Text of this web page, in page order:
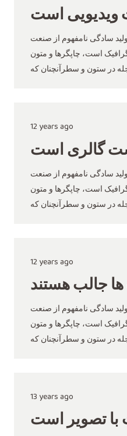
ویدیویی است
سادگی نامفهوم از صنعت
است، چاپگرها و متون
12 years ago
گالری است
سادگی نامفهوم از صنعت
است، چاپگرها و متون
12 years ago
جالب هستند
سادگی نامفهوم از صنعت
است، چاپگرها و متون
13 years ago
تصویر است